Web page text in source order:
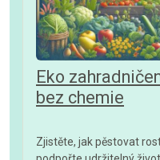
Eko
bez chemie
Zjistěte, jak pěstovat